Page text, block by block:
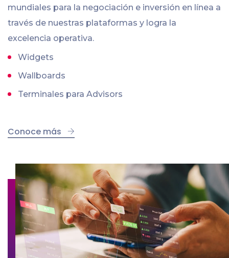
mundiales para la negociación e inversión en línea a
través de nuestras plataformas y logra la
excelencia operativa.
Widgets
Wallboards
Terminales para Advisors
Conoce más